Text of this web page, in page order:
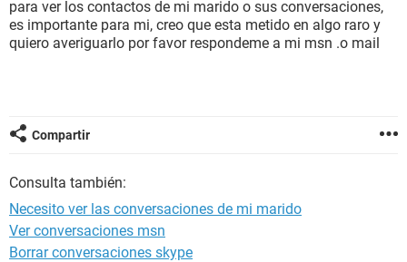
para ver los contactos de mi marido o sus conversaciones,
es importante para mi, creo que esta metido en algo raro y
quiero averiguarlo por favor respondeme a mi msn .o mail
Compartir
Consulta también:
Necesito ver las conversaciones de mi marido
Ver conversaciones msn
Borrar conversaciones skype